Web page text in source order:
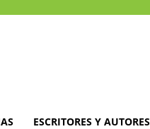
ESCRITORES Y AUTORES